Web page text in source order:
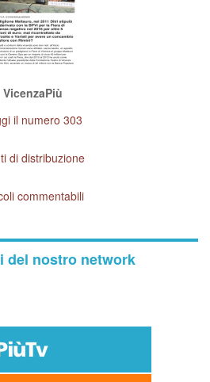
VicenzaPiù
il numero 303
di distribuzione
commentabili
del nostro network